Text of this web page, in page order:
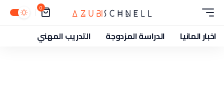
0
اخبار المانيا الدراسة المزدوجة التدريب المهني